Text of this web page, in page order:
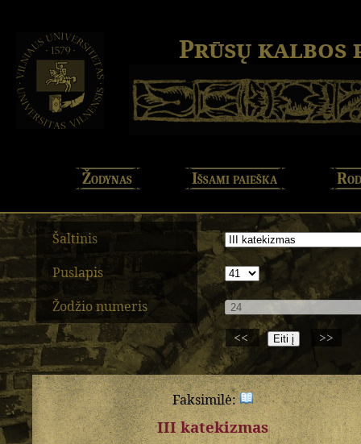
Prūsų kalbos
Žodynas Išsami paieška
Šaltinis
Puslapis
Žodžio numeris
<<
>>
Faksimilė:
III katekizmas